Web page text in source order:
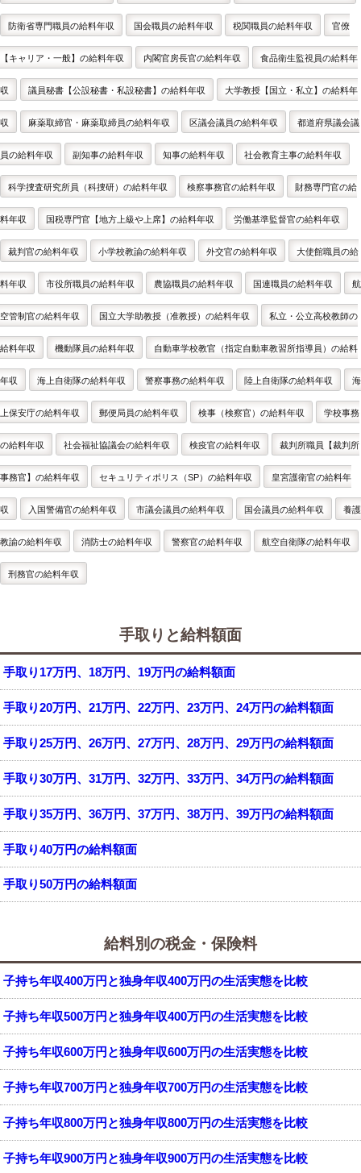
防衛省専門職員の給料年収 国会職員の給料年収 税関職員の給料年収 官僚
【キャリア・一般】の給料年収 内閣官房長官の給料年収 食品衛生監視員の給料年
収 議員秘書【公設秘書・私設秘書】の給料年収 大学教授【国立・私立】の給料年
収 麻薬取締官・麻薬取締員の給料年収 区議会議員の給料年収 都道府県議会議
員の給料年収 副知事の給料年収 知事の給料年収 社会教育主事の給料年収
科学捜査研究所員（科捜研）の給料年収 検察事務官の給料年収 財務専門官の給
料年収 国税専門官【地方上級や上席】の給料年収 労働基準監督官の給料年収
裁判官の給料年収 小学校教諭の給料年収 外交官の給料年収 大使館職員の給
料年収 市役所職員の給料年収 農協職員の給料年収 国連職員の給料年収 航
空管制官の給料年収 国立大学助教授（准教授）の給料年収 私立・公立高校教師の
給料年収 機動隊員の給料年収 自動車学校教官（指定自動車教習所指導員）の給料
年収 海上自衛隊の給料年収 警察事務の給料年収 陸上自衛隊の給料年収 海
上保安庁の給料年収 郵便局員の給料年収 検事（検察官）の給料年収 学校事務
の給料年収 社会福祉協議会の給料年収 検疫官の給料年収 裁判所職員【裁判所
事務官】の給料年収 セキュリティポリス（SP）の給料年収 皇宮護衛官の給料年
収 入国警備官の給料年収 市議会議員の給料年収 国会議員の給料年収 養護
教諭の給料年収 消防士の給料年収 警察官の給料年収 航空自衛隊の給料年収
刑務官の給料年収
手取りと給料額面
手取り17万円、18万円、19万円の給料額面
手取り20万円、21万円、22万円、23万円、24万円の給料額面
手取り25万円、26万円、27万円、28万円、29万円の給料額面
手取り30万円、31万円、32万円、33万円、34万円の給料額面
手取り35万円、36万円、37万円、38万円、39万円の給料額面
手取り40万円の給料額面
手取り50万円の給料額面
給料別の税金・保険料
子持ち年収400万円と独身年収400万円の生活実態を比較
子持ち年収500万円と独身年収400万円の生活実態を比較
子持ち年収600万円と独身年収600万円の生活実態を比較
子持ち年収700万円と独身年収700万円の生活実態を比較
子持ち年収800万円と独身年収800万円の生活実態を比較
子持ち年収900万円と独身年収900万円の生活実態を比較